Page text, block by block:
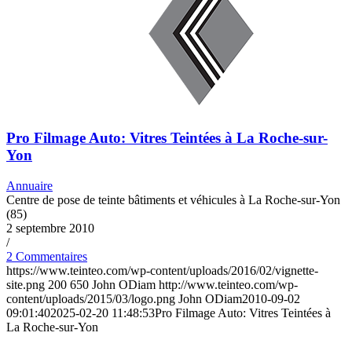
Pro Filmage Auto: Vitres Teintées à La Roche-sur-
Yon
Annuaire
Centre de pose de teinte bâtiments et véhicules à La Roche-sur-Yon
(85)
2 septembre 2010
/
2 Commentaires
https://www.teinteo.com/wp-content/uploads/2016/02/vignette-
site.png 200 650 John ODiam http://www.teinteo.com/wp-
content/uploads/2015/03/logo.png John ODiam2010-09-02
09:01:402025-02-20 11:48:53Pro Filmage Auto: Vitres Teintées à
La Roche-sur-Yon